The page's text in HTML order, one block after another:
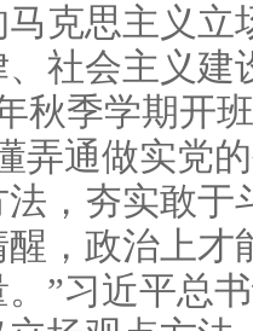
克思主义立
社会主义建
秋季学期开
弄通做实党
，夯实敢于
，政治上才
”习近平总